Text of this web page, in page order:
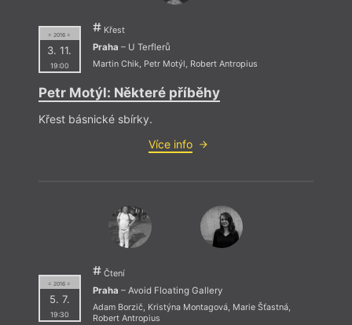
= 2016 =
3. 11.
19:00
Křest
Praha – U Terflerů
Martin Chik, Petr Motýl , Robert Antropius
Petr Motýl: Některé příběhy
Křest básnické sbírky.
Více info
= 2016 =
5. 7.
19:30
Čtení
Praha – Avoid Floating Gallery
Adam Borzič, Kristýna Montagová, Marie Šťastná,
Robert Antropius